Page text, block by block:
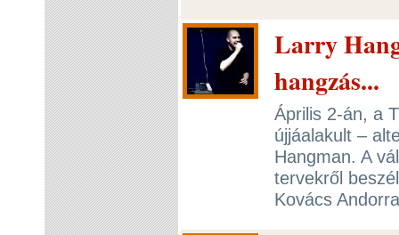
Larry
hangzás...
Április 2-án, a
újjáalakult –
Hangman. A
tervekről
Kovács